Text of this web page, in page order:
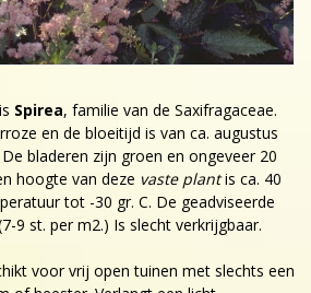
Spirea, familie van de Saxifragaceae.
en de bloeitijd is van ca. augustus
bladeren zijn groen en ongeveer 20
hoogte van deze vaste plantis ca. 40
tot -30 gr. C. De geadviseerde
9 st. per m2.) Is slecht verkrijgbaar.
voor vrij open tuinen met slechts een